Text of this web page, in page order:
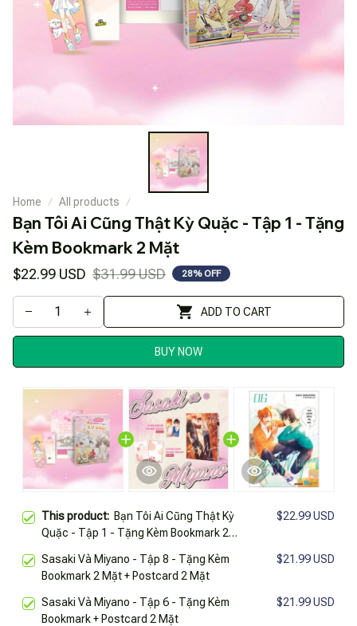
Home All products
Bạn Tôi Ai Cũng Thật Kỳ Quặc - Tập 1 - Tặng
Kèm Bookmark 2 Mặt
$22.99 USD $31.99 USD 28% OFF
ADD TO CART
BUY NOW
This product: Bạn Tôi Ai Cũng Thật Kỳ
Quặc - Tập 1 - Tặng Kèm Bookmark 2
$22.99 USD
Sasaki Và Miyano - Tập 8 - Tặng Kèm
Bookmark 2 Mặt + Postcard 2 Mặt
$21.99 USD
Sasaki Và Miyano - Tập 6 - Tặng Kèm
Bookmark + Postcard 2 Mặt
$21.99 USD